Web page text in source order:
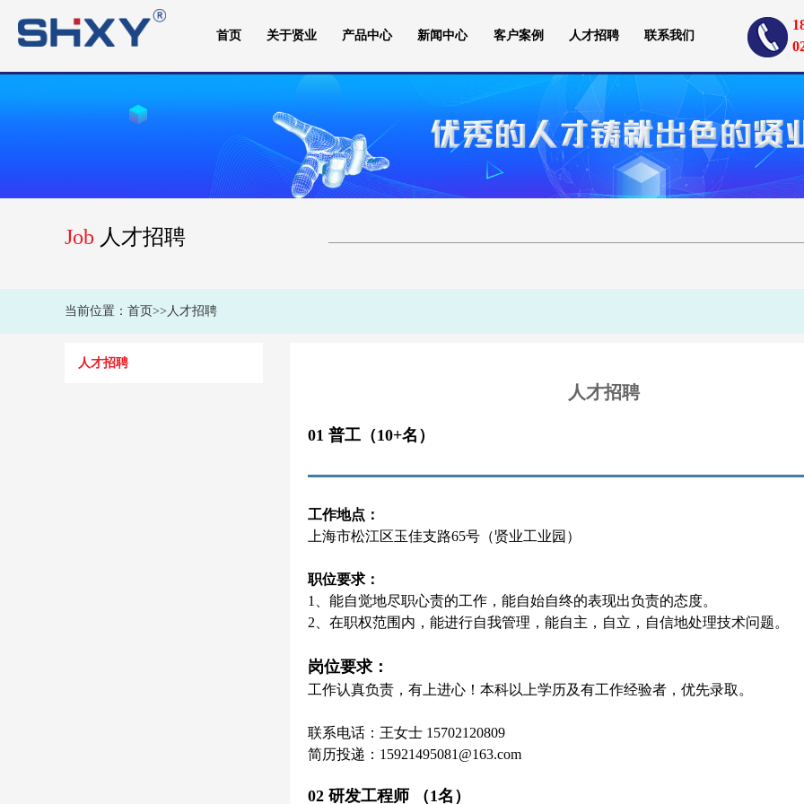
首页 关于贤业 产品中心 新闻中心 客户案例 人才招聘 联系我们
Job 人才招聘
当前位置： 首页>> 人才招聘
人才招聘
人才招聘
01 普工（10+名）
工作地点：
上海市松江区玉佳支路65号（贤业工业园）
职位要求：
1、能自觉地尽职心责的工作，能自始自终的表现出负责的态度。
2、在职权范围内，能进行自我管理，能自主，自立，自信地处理技术问题。
岗位要求：
工作认真负责，有上进心！本科以上学历及有工作经验者，优先录取。
联系电话：王女士 15702120809
简历投递：15921495081@163.com
02 研发工程师 （1名）